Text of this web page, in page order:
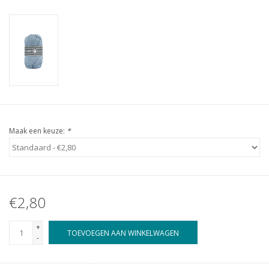
Maak een keuze: *
€2,80
+
-
TOEVOEGEN AAN WINKELWAGEN